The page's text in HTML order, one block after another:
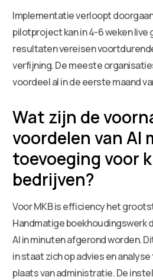
Implementatie verloopt
pilotproject kan in 4-6 weken live
resultaten vereisen
verfijning. De meeste
voordeel al in de eerste maand
Wat zijn de
voordelen van AI
toevoeging voor
bedrijven?
Voor MKB is efficiency het
Handmatige boekhoudingswerk
AI in minuten afgerond worden.
in staat zich op advies en
plaats van administratie. De